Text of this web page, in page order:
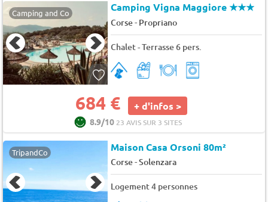
Camping and Co Camping Vigna Maggiore★★★
Corse- Propriano
Chalet - Terrasse 6 pers.
684 € + d'infos >
8.9/10 23 AVIS SUR 3 SITES
TripandCo Maison Casa Orsoni 80m²
Corse-Solenzara
Logement 4 personnes